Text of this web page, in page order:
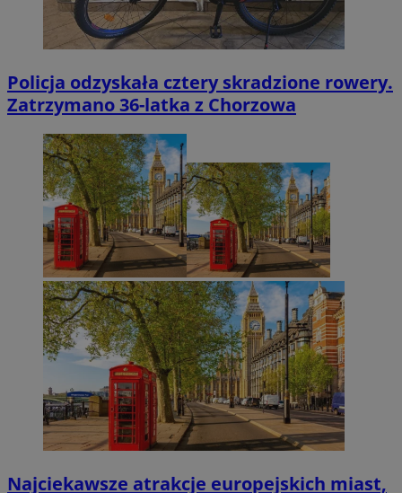
Policja odzyskała cztery skradzione rowery.
Zatrzymano 36-latka z Chorzowa
Najciekawsze atrakcje europejskich miast,